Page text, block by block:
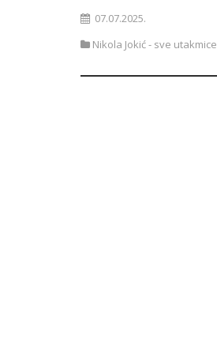
07.07.2025.
Nikola Jokić - sve utakmice